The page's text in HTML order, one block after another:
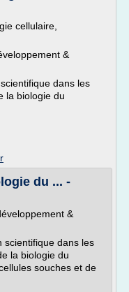
cellulaire,
&
dans les
la biologie du
du ... -
&
scientifique dans les
la biologie du
souches et de